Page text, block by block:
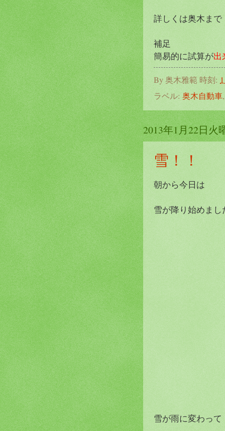
詳しくは奥木まで
補足
簡易的に試算が出
By奥木雅範 時刻:
ラベル: 奥木自動車
2013年1月22日火
雪！！
朝から今日は
雪が降り始めまし
雪が雨に変わって